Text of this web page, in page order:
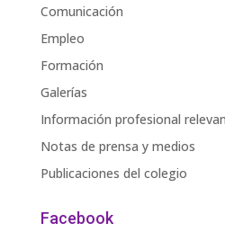
Comunicación
Empleo
Formación
Galerías
Información profesional
Notas de prensa y medios
Publicaciones del colegio
Facebook